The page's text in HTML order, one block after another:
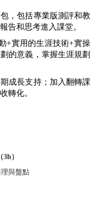
，包括專業版測評和教
告和思考進入課堂。
+實用的生涯技術+實操
的意義，掌握生涯規劃
成長支持；加入翻轉課
轉化。
）
理與盤點